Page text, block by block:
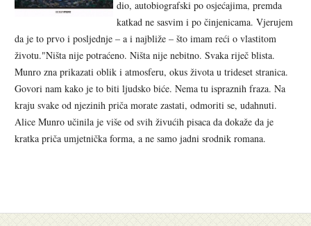
dio, autobiografski po osjećajima, premda
katkad ne sasvim i po činjenicama. Vjerujem
da je to prvo i posljednje – a i najbliže – što imam reći o vlastitom
životu."Ništa nije potraćeno. Ništa nije nebitno. Svaka riječ blista.
Munro zna prikazati oblik i atmosferu, okus života u trideset stranica.
Govori nam kako je to biti ljudsko biće. Nema tu ispraznih fraza. Na
kraju svake od njezinih priča morate zastati, odmoriti se, udahnuti.
Alice Munro učinila je više od svih živućih pisaca da dokaže da je
kratka priča umjetnička forma, a ne samo jadni srodnik romana.